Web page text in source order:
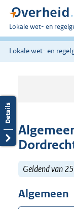
U
bent
hier:
Lokale wet- en
Lokale wet- en
Geldend van
Algemeen